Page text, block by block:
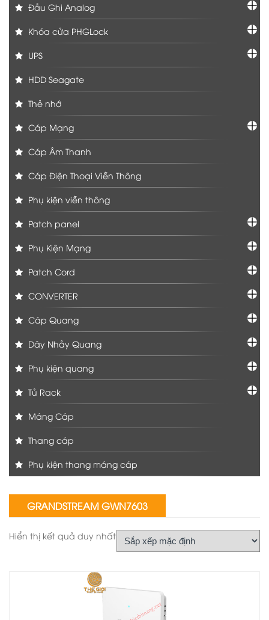
Đầu Ghi Analog
Khóa cửa PHGLock
UPS
HDD Seagate
Thẻ nhớ
Cáp Mạng
Cáp Âm Thanh
Cáp Điện Thoại Viễn Thông
Phụ kiện viễn thông
Patch panel
Phụ Kiện Mạng
Patch Cord
CONVERTER
Cáp Quang
Dây Nhảy Quang
Phụ kiện quang
Tủ Rack
Máng Cáp
Thang cáp
Phụ kiện thang máng cáp
GRANDSTREAM GWN7603
Hiển thị kết quả duy nhất